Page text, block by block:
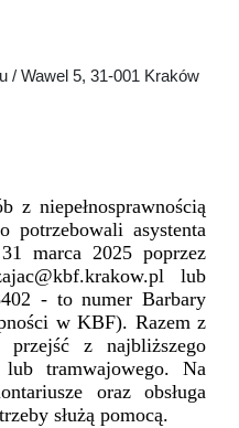
/ Wawel 5, 31-001 Kraków
z niepełnosprawnością
potrzebowali asystenta
marca 2025 poprzez
lub
- to numer Barbary
w KBF). Razem z
przejść z najbliższego
lub tramwajowego. Na
oraz obsługa
służą pomocą.